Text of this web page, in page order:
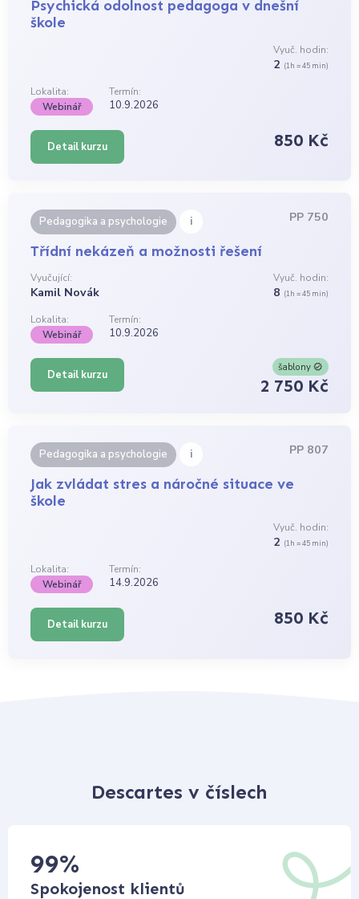
Psychická odolnost pedagoga v dnešní
škole
Vyuč. hodin:
2 (1h = 45 min)
Lokalita:
Termín:
Webinář
10.9.2026
Detail kurzu 850 Kč
Pedagogika a psychologie i PP 750
Třídní nekázeň a možnosti řešení
Vyučující:
Kamil Novák
Vyuč. hodin:
8 (1h = 45 min)
Lokalita:
Termín:
Webinář
10.9.2026
Detail kurzu
šablony
2 750 Kč
Pedagogika a psychologie i PP 807
Jak zvládat stres a náročné situace ve
škole
Vyuč. hodin:
2 (1h = 45 min)
Lokalita:
Termín:
Webinář
14.9.2026
Detail kurzu 850 Kč
Descartes v číslech
99%
Spokojenost klientů